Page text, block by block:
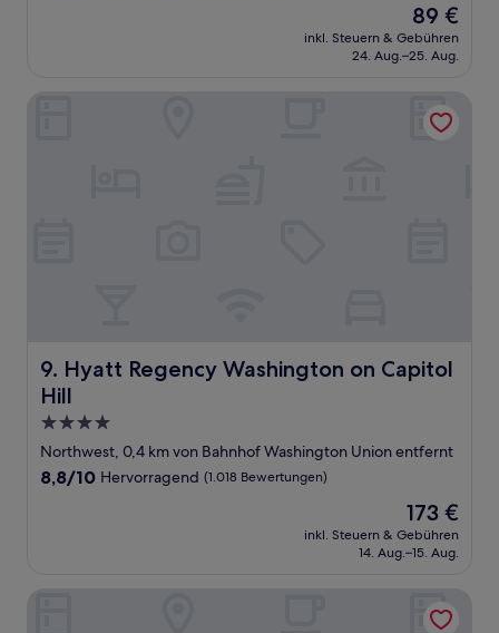
Der
Preis
beträgt
89 €
inkl. Steuern & Gebühren
24. Aug.–25. Aug.
9. Hyatt Regency Washington on Capitol
Hill
Hyatt Regency Washington on Capitol Hill
4.0-
Sterne-
Unterkunft
Northwest, 0,4 km von Bahnhof Washington Union entfernt
8.8
8,8/10 Hervorragend (1.018 Bewertungen)
Der
Preis
beträgt
173 €
inkl. Steuern & Gebühren
14. Aug.–15. Aug.